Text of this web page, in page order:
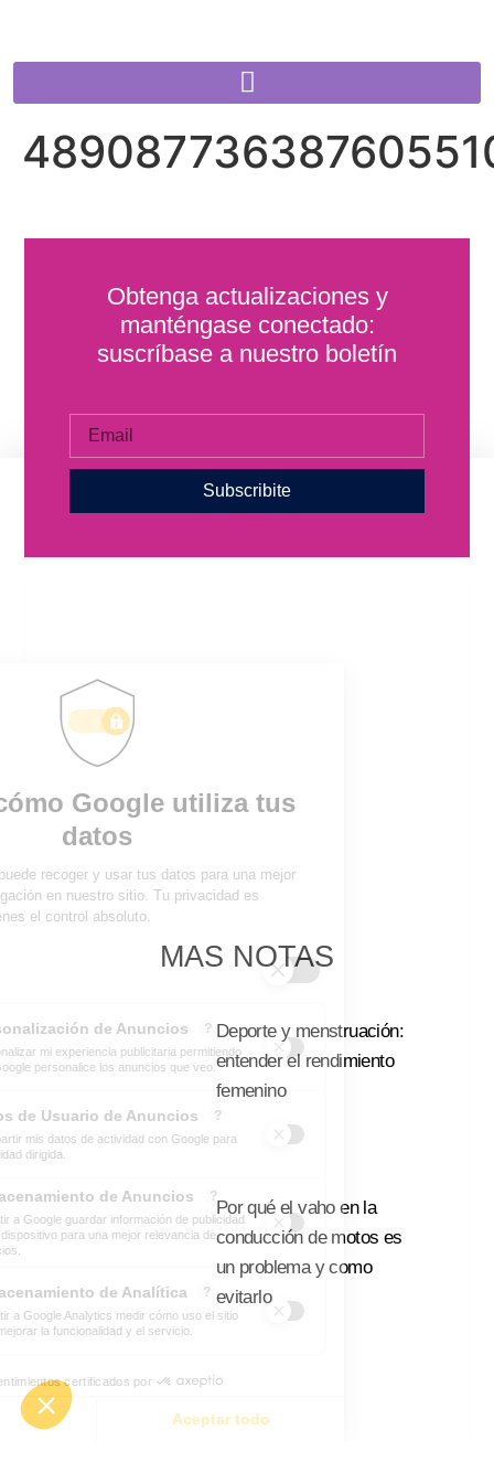
Obtenga actualizaciones y
manténgase conectado:
suscríbase a nuestro boletín
Subscribite
MAS NOTAS
Deporte y menstruación:
entender el rendimiento
femenino
Leer Mas
Por qué el vaho en la
conducción de motos es
un problema y como
evitarlo